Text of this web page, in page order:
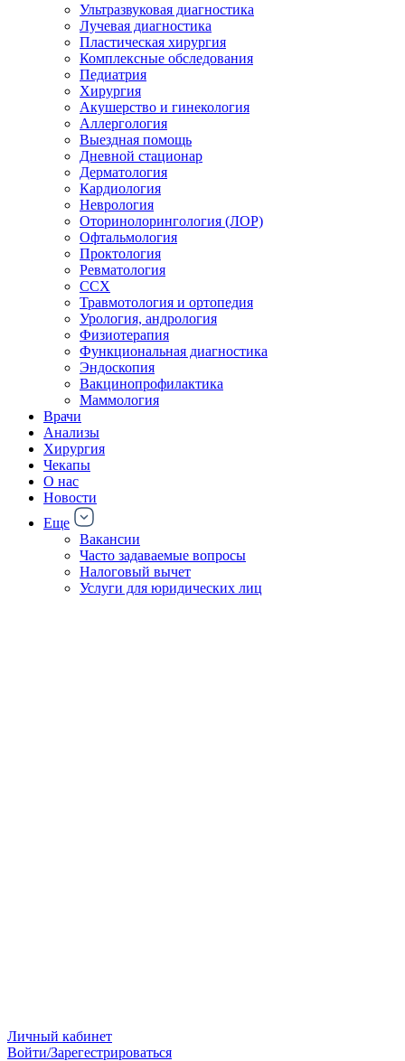
Ультразвуковая диагностика
Лучевая диагностика
Пластическая хирургия
Комплексные обследования
Педиатрия
Хирургия
Акушерство и гинекология
Аллергология
Выездная помощь
Дневной стационар
Дерматология
Кардиология
Неврология
Оторинолорингология (ЛОР)
Офтальмология
Проктология
Ревматология
ССХ
Травмотология и ортопедия
Урология, андрология
Физиотерапия
Функциональная диагностика
Эндоскопия
Вакцинопрофилактика
Маммология
Врачи
Анализы
Хирургия
Чекапы
О нас
Новости
Еще
Вакансии
Часто задаваемые вопросы
Налоговый вычет
Услуги для юридических лиц
Личный кабинет
Войти/Зарегестрироваться